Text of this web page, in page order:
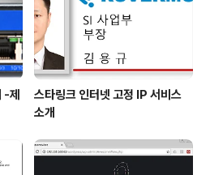
스타링크 인터넷 고정 IP 서비스
소개